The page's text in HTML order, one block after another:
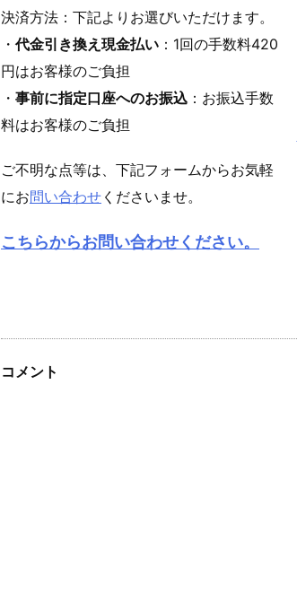
決済方法：下記よりお選びいただけます。
・ 代金引き換え現金払い ：1回の手数料420
円はお客様のご負担
・ 事前に指定口座へのお振込 ：お振込手数
料はお客様のご負担
ご不明な点等は、下記フォームからお気軽
にお問い合わせ くださいませ。
こちらからお問い合わせください。
コメント